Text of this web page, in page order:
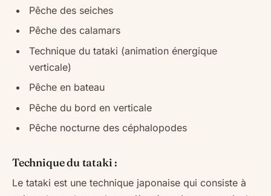
Pêche des seiches
Pêche des calamars
Technique du tataki (animation énergique
verticale)
Pêche en bateau
Pêche du bord en verticale
Pêche nocturne des céphalopodes
Technique du tataki :
Le tataki est une technique japonaise qui consiste à